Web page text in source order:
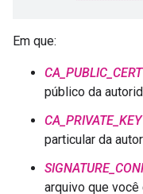
Em que:
CA_PUBLIC_CERT
público da
CA_PRIVATE_KEY
particular da
arquivo que você